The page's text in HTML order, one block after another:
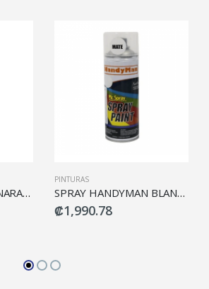
SPRAY HANDYMAN NARANJA G-068
PINTURAS
SPRAY HANDYMAN BLANCO MATE G1007
₡1,990.78